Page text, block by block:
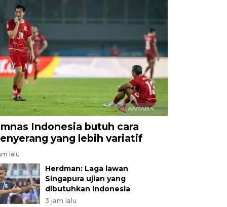
Indonesia butuh cara
yang lebih variatif
lalu
Herdman: Laga lawan
Singapura ujian yang
dibutuhkan Indonesia
3 jam lalu